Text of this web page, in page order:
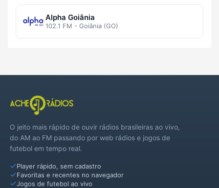
Alpha Goiânia
102.1 FM - Goiânia (GO)
O jeito mais rápido de ouvir rádios brasileiras ao vivo,
do AM ao FM passando por web rádios e jogos de
futebol em tempo real.
Player rápido, sem cadastro
Favoritas e recentes no navegador
Jogos de futebol ao vivo